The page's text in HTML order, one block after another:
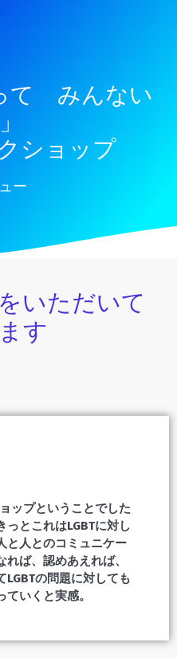
て みんない
ショップ
ー
いただいて
す
ップということでした
とこれはLGBTに対し
と人とのコミュニケー
ば、認めあえれば、
LGBTの問題に対しても
いくと実感。